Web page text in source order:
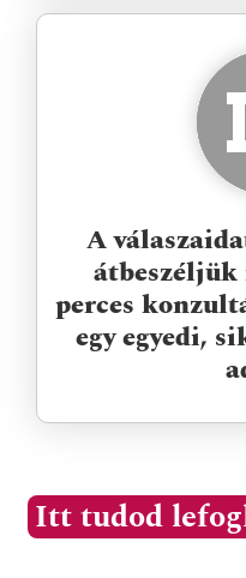
A
átbeszéljük
perces
egy egyedi,
Itt tudod